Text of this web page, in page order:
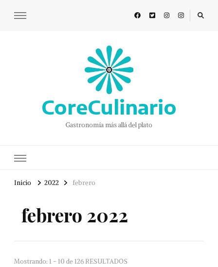
CoreCulinario
Gastronomía más allá del plato
Inicio 2022 febrero
febrero 2022
Mostrando: 1 - 10 de 126 RESULTADOS